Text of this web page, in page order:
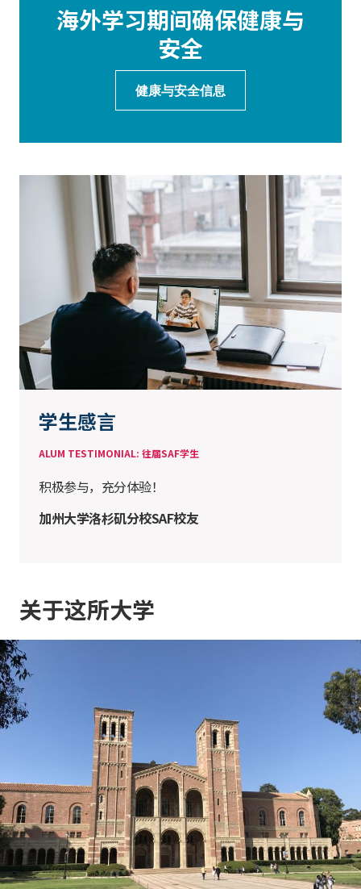
海外学习期间确保健康与
安全
健康与安全信息
学生感言
ALUM TESTIMONIAL: 往届SAF学生
积极参与，充分体验！
加州大学洛杉矶分校SAF校友
关于这所大学